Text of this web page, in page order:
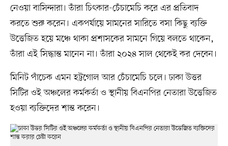
নেওয়া বাসিন্দারা। তাঁরা চিৎকার-চেঁচামেচি করে এর প্রতিবাদ
করতে শুরু করেন। একপর্যায়ে সামনের সারিতে বসা কিছু ব্যক্তি
উত্তেজিত হয়ে মঞ্চে থাকা প্রশাসকের সামনে গিয়ে বলতে থাকেন,
তাঁরা এই সিদ্ধান্ত মানেন না। তাঁরা ২০২৪ সাল থেকেই কর দেবেন।
মিনিট পাঁচেক এমন হট্টগোল আর চেঁচামেচি চলে। ঢাকা উত্তর
সিটির ওই অঞ্চলের কর্মকর্তা ও স্থানীয় বিএনপির নেতারা উত্তেজিত
হওয়া ব্যক্তিদের শান্ত করেন।